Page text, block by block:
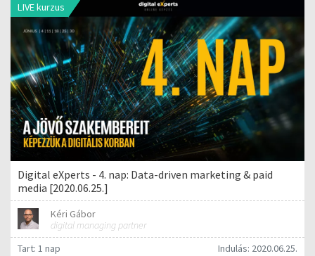
LIVE kurzus
Digital eXperts - 4. nap: Data-driven marketing & paid
media [2020.06.25.]
Kéri Gábor
digital managing partner
Tart: 1 nap
Indulás: 2020.06.25.